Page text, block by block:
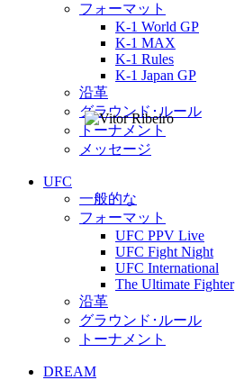
フォーマット
K-1 World GP
K-1 MAX
K-1 Rules
K-1 Japan GP
沿革
グラウンド･ルール
トーナメント
メッセージ
UFC
一般的な
フォーマット
UFC PPV Live
UFC Fight Night
UFC International
The Ultimate Fighter
沿革
グラウンド･ルール
トーナメント
DREAM